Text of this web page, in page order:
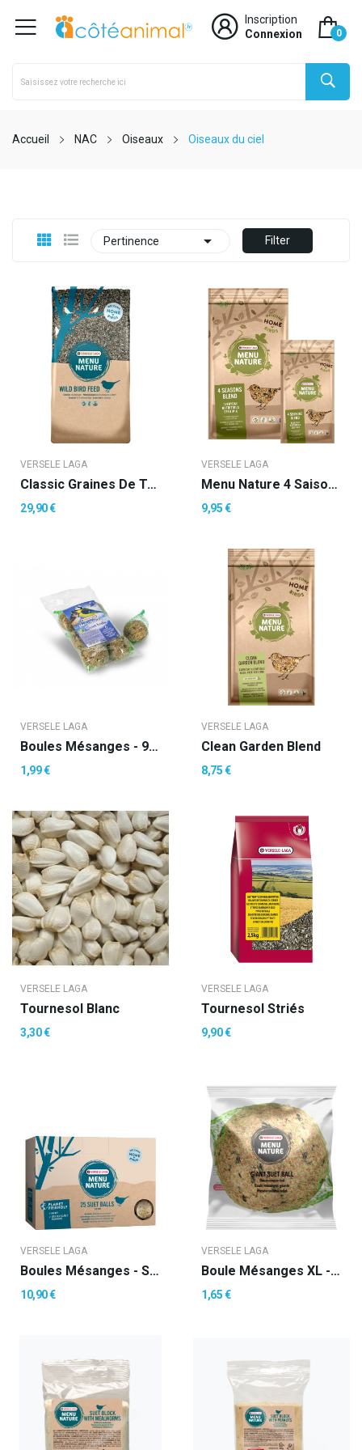
Inscription
Connexion
0
Accueil NAC Oiseaux Oiseaux du ciel
Pertinence  Filter
VERSELE LAGA
Classic Graines De Tournesol Striées
29,90 €
VERSELE LAGA
Menu Nature 4 Saisons
9,95 €
VERSELE LAGA
Boules Mésanges - 90 Gr Avec Filet
1,99 €
VERSELE LAGA
Clean Garden Blend
8,75 €
VERSELE LAGA
Tournesol Blanc
3,30 €
VERSELE LAGA
Tournesol Striés
9,90 €
VERSELE LAGA
Boules Mésanges - Sans Filet
10,90 €
VERSELE LAGA
Boule Mésanges XL -500g
1,65 €